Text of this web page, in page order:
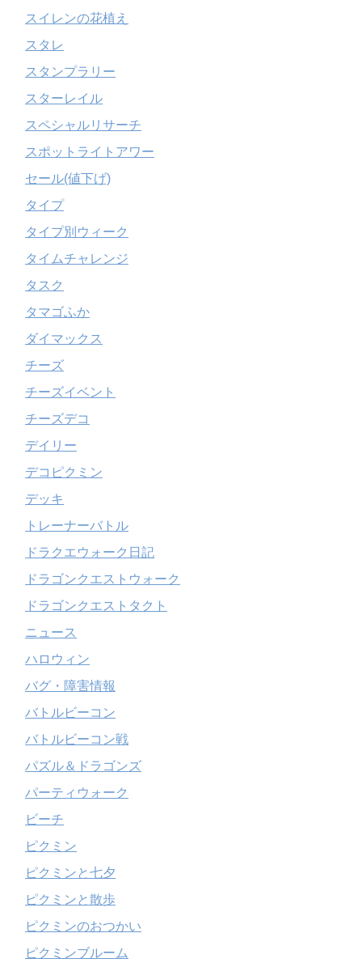
スイレンの花植え
スタレ
スタンプラリー
スターレイル
スペシャルリサーチ
スポットライトアワー
セール(値下げ)
タイプ
タイプ別ウィーク
タイムチャレンジ
タスク
タマゴふか
ダイマックス
チーズ
チーズイベント
チーズデコ
デイリー
デコピクミン
デッキ
トレーナーバトル
ドラクエウォーク日記
ドラゴンクエストウォーク
ドラゴンクエストタクト
ニュース
ハロウィン
バグ・障害情報
バトルビーコン
バトルビーコン戦
パズル＆ドラゴンズ
パーティウォーク
ビーチ
ピクミン
ピクミンと七夕
ピクミンと散歩
ピクミンのおつかい
ピクミンブルーム